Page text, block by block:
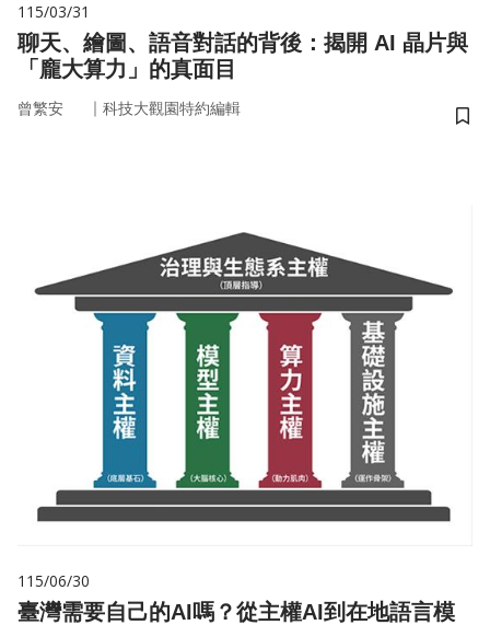
115/03/31
聊天、繪圖、語音對話的背後：揭開 AI 晶片與
「龐大算力」的真面目
曾繁安 ｜ 科技大觀園特約編輯
儲
115/06/30
臺灣需要自己的AI嗎？從主權AI到在地語言模